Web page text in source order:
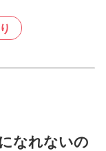
なれないの